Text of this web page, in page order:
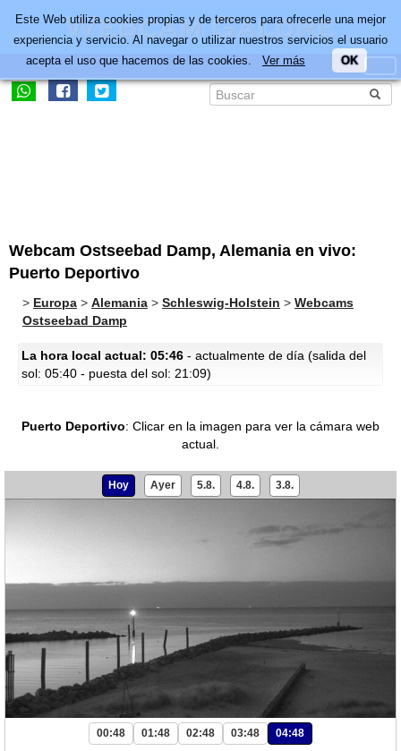
Webcam Ostseebad Damp, Alemania en vivo:
Puerto Deportivo
> Europa > Alemania > Schleswig-Holstein > Webcams
Ostseebad Damp
La hora local actual: 05:46 - actualmente de día (salida del
sol: 05:40 - puesta del sol: 21:09)
Puerto Deportivo: Clicar en la imagen para ver la cámara web
actual.
Hoy Ayer 5.8. 4.8. 3.8.
00:48 01:48 02:48 03:48 04:48
Este Web utiliza cookies propias y de terceros para ofrecerle una mejor
experiencia y servicio. Al navegar o utilizar nuestros servicios el usuario
acepta el uso que hacemos de las cookies. Ver más OK